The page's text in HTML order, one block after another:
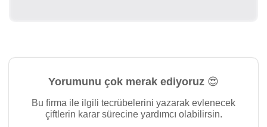
Yorumunu çok merak ediyoruz 😍
Bu firma ile ilgili tecrübelerini yazarak evlenecek
çiftlerin karar sürecine yardımcı olabilirsin.